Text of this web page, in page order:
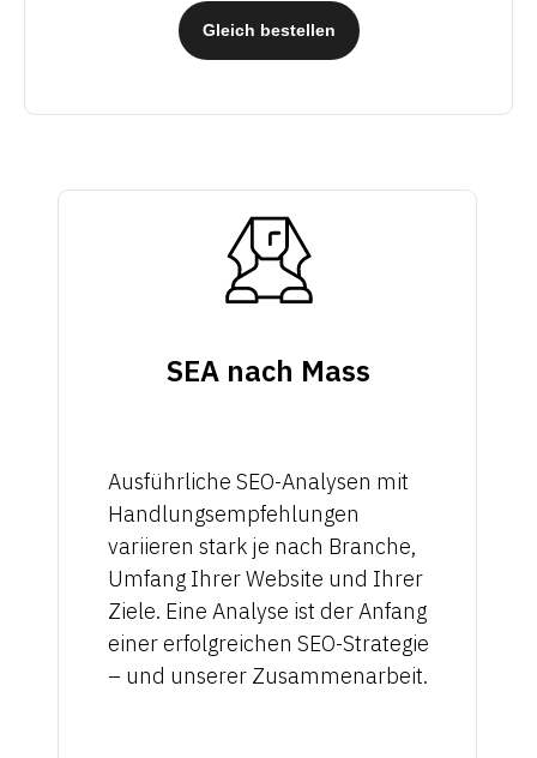
Gleich bestellen
SEA nach Mass
Ausführliche SEO-Analysen mit
Handlungsempfehlungen
variieren stark je nach Branche,
Umfang Ihrer Website und Ihrer
Ziele. Eine Analyse ist der Anfang
einer erfolgreichen SEO-Strategie
– und unserer Zusammenarbeit.